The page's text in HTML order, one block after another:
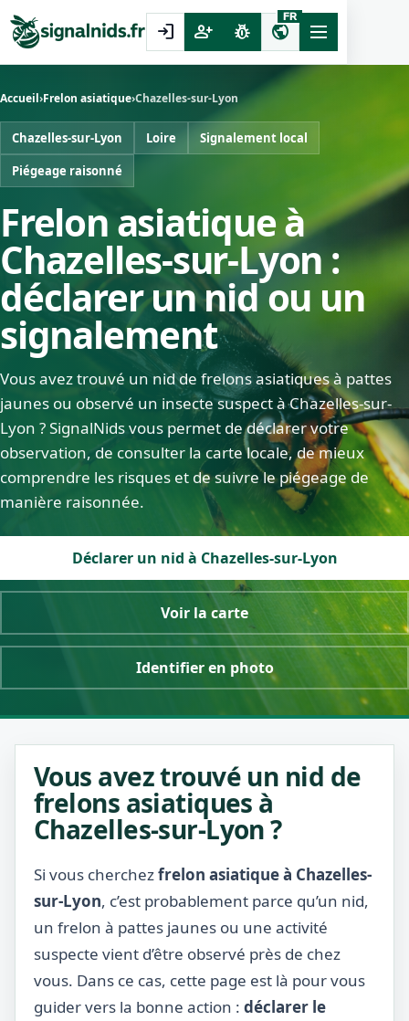
login person_add pest_control public
FR
Accueil›Frelon asiatique›Chazelles-sur-Lyon
Chazelles-sur-Lyon Loire
Signalement local
Piégeage raisonné
Frelon asiatique à
Chazelles-sur-Lyon :
déclarer un nid ou un
signalement
Vous avez trouvé un nid de frelons asiatiques à pattes
jaunes ou observé un insecte suspect à Chazelles-sur-
Lyon ? SignalNids vous permet de déclarer votre
observation, de consulter la carte locale, de mieux
comprendre les risques et de suivre le piégeage de
manière raisonnée.
Déclarer un nid à Chazelles-sur-Lyon
Voir la carte
Identifier en photo
Vous avez trouvé un nid de
frelons asiatiques à
Chazelles-sur-Lyon ?
Si vous cherchezfrelon asiatique à Chazelles-
sur-Lyon, c’est probablement parce qu’un nid,
un frelon à pattes jaunes ou une activité
suspecte vient d’être observé près de chez
vous. Dans ce cas, cette page est là pour vous
guider vers la bonne action : déclarer le